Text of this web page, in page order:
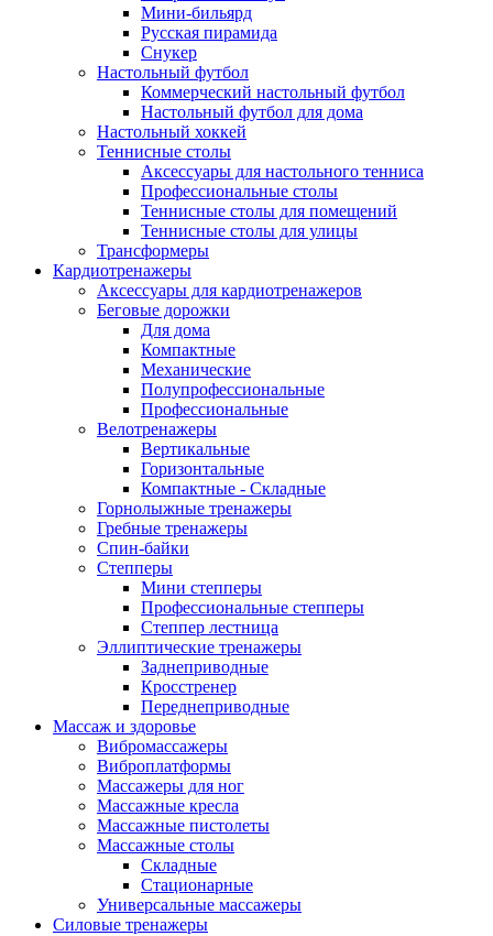
Мини-бильярд
Русская пирамида
Снукер
Настольный футбол
Коммерческий настольный футбол
Настольный футбол для дома
Настольный хоккей
Теннисные столы
Аксессуары для настольного тенниса
Профессиональные столы
Теннисные столы для помещений
Теннисные столы для улицы
Трансформеры
Кардиотренажеры
Аксессуары для кардиотренажеров
Беговые дорожки
Для дома
Компактные
Механические
Полупрофессиональные
Профессиональные
Велотренажеры
Вертикальные
Горизонтальные
Компактные - Складные
Горнолыжные тренажеры
Гребные тренажеры
Спин-байки
Степперы
Мини степперы
Профессиональные степперы
Степпер лестница
Эллиптические тренажеры
Заднеприводные
Кросстренер
Переднеприводные
Массаж и здоровье
Вибромассажеры
Виброплатформы
Массажеры для ног
Массажные кресла
Массажные пистолеты
Массажные столы
Складные
Стационарные
Универсальные массажеры
Силовые тренажеры